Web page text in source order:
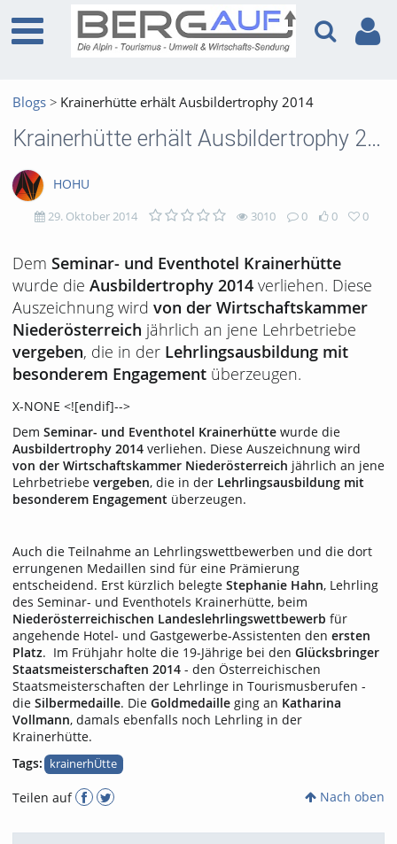
Blogs Krainerhütte erhält Ausbildertrophy 2014
Krainerhütte erhält Ausbildertrophy 2014
HOHU
29. Oktober 2014 3010
3010
views
0
Kommentare
0
likes
0
favorites
Dem Seminar- und Eventhotel Krainerhütte
wurde die Ausbildertrophy 2014 verliehen. Diese
Auszeichnung wird von der Wirtschaftskammer
Niederösterreich jährlich an jene Lehrbetriebe
vergeben, die in der Lehrlingsausbildung mit
besonderem Engagement überzeugen.
X-NONE <![endif]-->
Dem Seminar- und Eventhotel Krainerhütte wurde die
Ausbildertrophy 2014 verliehen. Diese Auszeichnung wird
von der Wirtschaftskammer Niederösterreich jährlich an jene
Lehrbetriebe vergeben, die in der Lehrlingsausbildung mit
besonderem Engagement überzeugen.
Auch die Teilnahme an Lehrlingswettbewerben und die dort
errungenen Medaillen sind für eine Prämierung
entscheidend. Erst kürzlich belegte Stephanie Hahn, Lehrling
des Seminar- und Eventhotels Krainerhütte, beim
Niederösterreichischen Landeslehrlingswettbewerb für
angehende Hotel- und Gastgewerbe-Assistenten den ersten
Platz. Im Frühjahr holte die 19-Jährige bei den Glücksbringer
Staatsmeisterschaften 2014 - den Österreichischen
Staatsmeisterschaften der Lehrlinge in Tourismusberufen -
die Silbermedaille. Die Goldmedaille ging an Katharina
Vollmann, damals ebenfalls noch Lehrling in der
Krainerhütte.
Tags: krainerhÜtte
Teilen auf Nach oben